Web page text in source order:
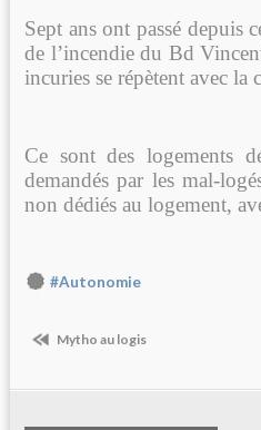
Sept ans ont passé depuis
de l’incendie du Bd
incuries se répètent avec
Ce sont des logements
demandés par les mal-
non dédiés au logement,
#Autonomie
Mytho au logis